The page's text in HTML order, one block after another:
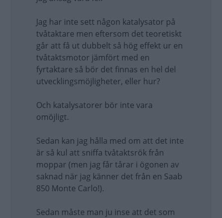
Jag har inte sett någon katalysator på
tvåtaktare men eftersom det teoretiskt
går att få ut dubbelt så hög effekt ur en
tvåtaktsmotor jämfört med en
fyrtaktare så bör det finnas en hel del
utvecklingsmöjligheter, eller hur?
Och katalysatorer bör inte vara
omöjligt.
Sedan kan jag hålla med om att det inte
är så kul att sniffa tvåtaktsrök från
moppar (men jag får tårar i ögonen av
saknad när jag känner det från en Saab
850 Monte Carlo!).
Sedan måste man ju inse att det som